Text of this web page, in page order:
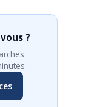
?